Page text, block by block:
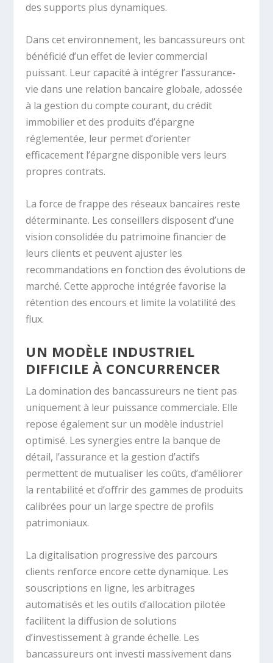
des supports plus dynamiques.
Dans cet environnement, les bancassureurs ont
bénéficié d’un effet de levier commercial
puissant. Leur capacité à intégrer l’assurance-
vie dans une relation bancaire globale, adossée
à la gestion du compte courant, du crédit
immobilier et des produits d’épargne
réglementée, leur permet d’orienter
efficacement l’épargne disponible vers leurs
propres contrats.
La force de frappe des réseaux bancaires reste
déterminante. Les conseillers disposent d’une
vision consolidée du patrimoine financier de
leurs clients et peuvent ajuster les
recommandations en fonction des évolutions de
marché. Cette approche intégrée favorise la
rétention des encours et limite la volatilité des
flux.
UN MODÈLE INDUSTRIEL
DIFFICILE À CONCURRENCER
La domination des bancassureurs ne tient pas
uniquement à leur puissance commerciale. Elle
repose également sur un modèle industriel
optimisé. Les synergies entre la banque de
détail, l’assurance et la gestion d’actifs
permettent de mutualiser les coûts, d’améliorer
la rentabilité et d’offrir des gammes de produits
calibrées pour un large spectre de profils
patrimoniaux.
La digitalisation progressive des parcours
clients renforce encore cette dynamique. Les
souscriptions en ligne, les arbitrages
automatisés et les outils d’allocation pilotée
facilitent la diffusion de solutions
d’investissement à grande échelle. Les
bancassureurs ont investi massivement dans